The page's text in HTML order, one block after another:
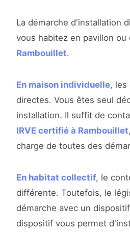
La démarche d'installation
vous habitez en pavillon ou
Rambouillet.
En maison individuelle, les
directes. Vous êtes seul
installation. Il suffit de
IRVE certifié à Rambouillet
charge de toutes des
En habitat collectif, le
différente. Toutefois, le
démarche avec un
dispositif vous permet